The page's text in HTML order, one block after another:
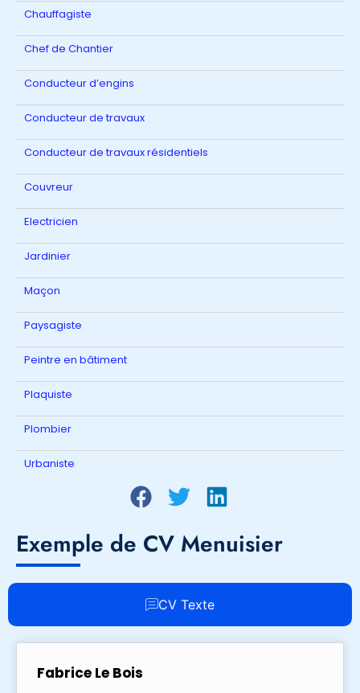
Chauffagiste
Chef de Chantier
Conducteur d’engins
Conducteur de travaux
Conducteur de travaux résidentiels
Couvreur
Electricien
Jardinier
Maçon
Paysagiste
Peintre en bâtiment
Plaquiste
Plombier
Urbaniste
Exemple de CV Menuisier
CV Texte
Fabrice Le Bois